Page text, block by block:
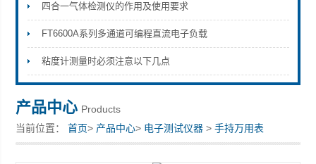
四合一气体检测仪的作用及使用要求
FT6600A系列多通道可编程直流电子负载
粘度计测量时必须注意以下几点
产品中心 Products
当前位置：首页> 产品中心> 电子测试仪器 >手持万用表